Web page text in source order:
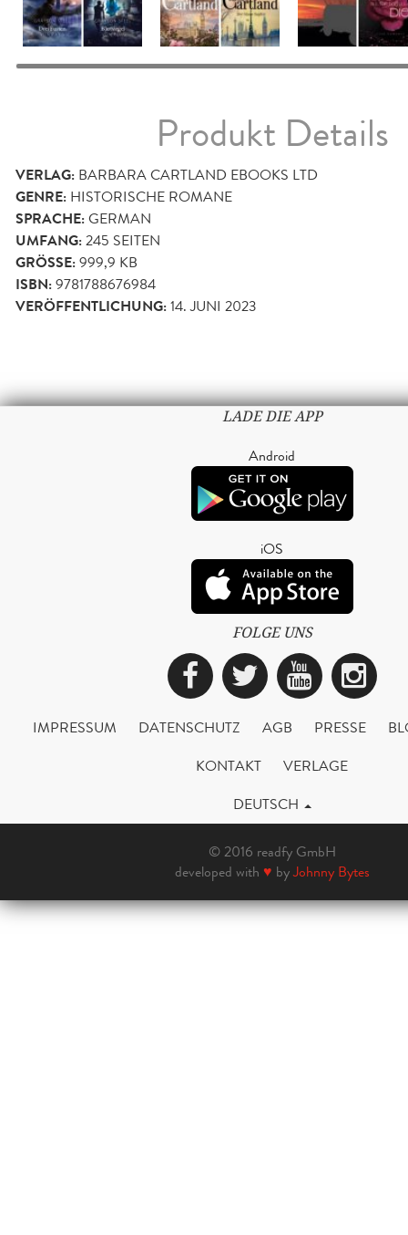
Produkt Details
VERLAG: BARBARA CARTLAND EBOOKS LTD
GENRE: HISTORISCHE ROMANE
SPRACHE:GERMAN
UMFANG:245 SEITEN
GRÖSSE: 999,9 KB
ISBN:9781788676984
VERÖFFENTLICHUNG:14. JUNI 2023
LADE DIE APP
Android
iOS
FOLGE UNS
Facebook
Twitter
IMPRESSUM DATENSCHUTZ AGB PRESSE
KONTAKT
VERLAGE
DEUTSCH
© 2016 readfy GmbH
developed with ♥ byJohnny Bytes